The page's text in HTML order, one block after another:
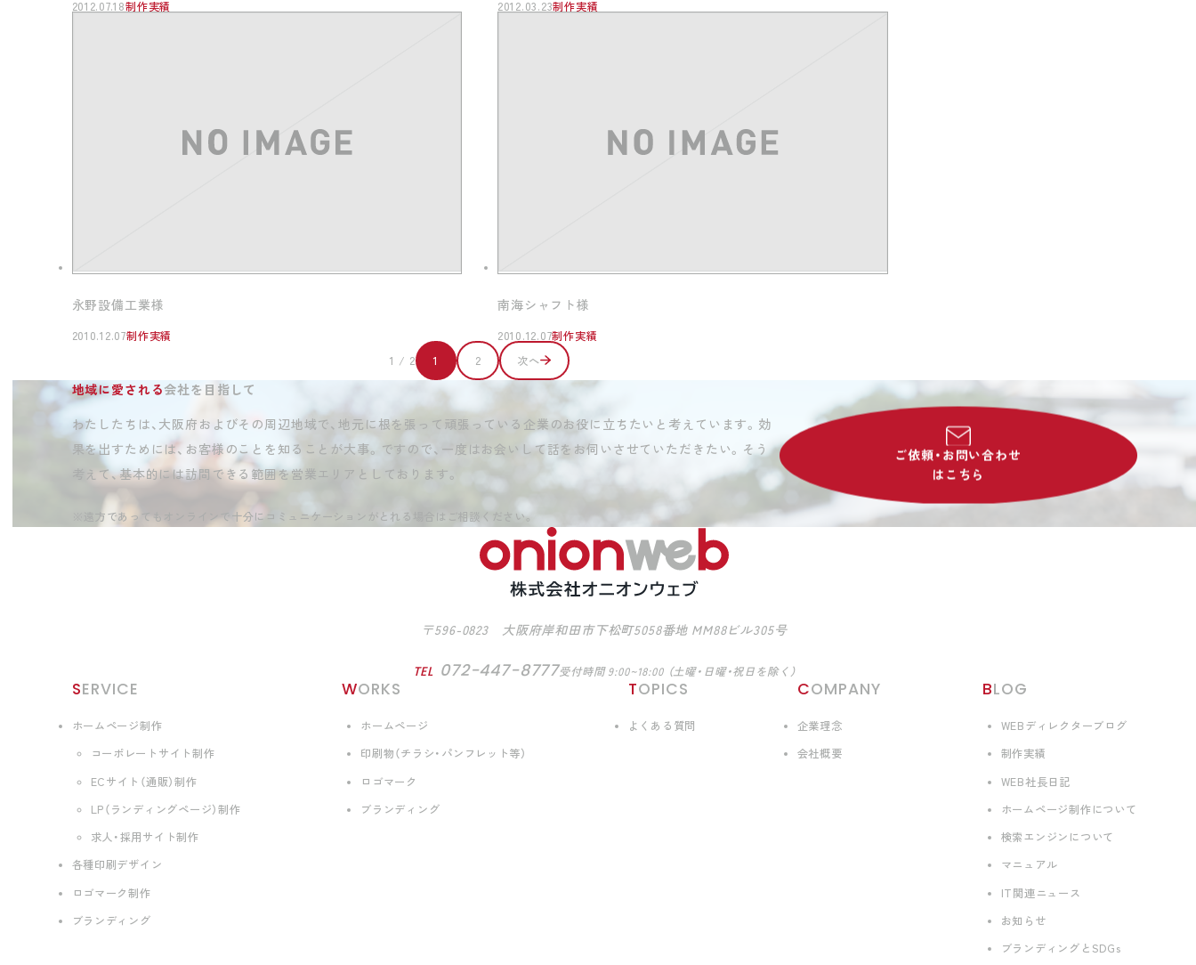
2012.07.18制作実績 2012.03.23制作実績
永野設備工業様
2010.12.07制作実績
南海シャフト様
2010.12.07制作実績
1 / 2 1 2 次へ
地域に愛される 会社を目指して
わたしたちは、大阪府およびその周辺地域で、地元に根を張って頑張っている企業のお役に立ちたいと考えています。効
果を出すためには、お客様のことを知ることが大事。ですので、一度はお会いして話をお伺いさせていただきたい。そう
考えて、基本的には訪問できる範囲を営業エリアとしております。
※遠方であってもオンラインで十分にコミュニケーションがとれる場合はご相談ください。
ご依頼・お問い合わせ
はこちら
〒596-0823 大阪府岸和田市下松町5058番地 MM88ビル305号
TEL 072-447-8777受付時間 9:00~18:00 （土曜・日曜・祝日を除く）
SERVICE
ホームページ制作
コーポレートサイト制作
ECサイト（通販）制作
LP（ランディングページ）制作
求人・採用サイト制作
各種印刷デザイン
ロゴマーク制作
ブランディング
WORKS
ホームページ
印刷物（チラシ・パンフレット等）
ロゴマーク
ブランディング
TOPICS
よくある質問
COMPANY
企業理念
会社概要
BLOG
WEBディレクターブログ
制作実績
WEB社長日記
ホームページ制作について
検索エンジンについて
マニュアル
IT関連ニュース
お知らせ
ブランディングとSDGs